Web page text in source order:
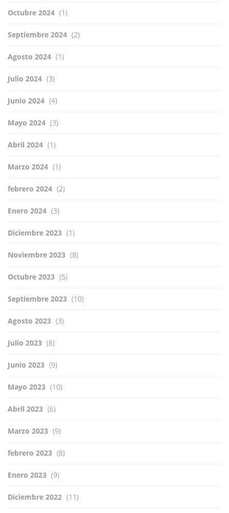
Octubre 2024 (1)
Septiembre 2024 (2)
Agosto 2024 (1)
Julio 2024 (3)
Junio 2024 (4)
Mayo 2024 (3)
Abril 2024 (1)
Marzo 2024 (1)
febrero 2024 (2)
Enero 2024 (3)
Diciembre 2023 (1)
Noviembre 2023 (8)
Octubre 2023 (5)
Septiembre 2023 (10)
Agosto 2023 (3)
Julio 2023 (8)
Junio 2023 (9)
Mayo 2023 (10)
Abril 2023 (6)
Marzo 2023 (9)
febrero 2023 (8)
Enero 2023 (9)
Diciembre 2022 (11)